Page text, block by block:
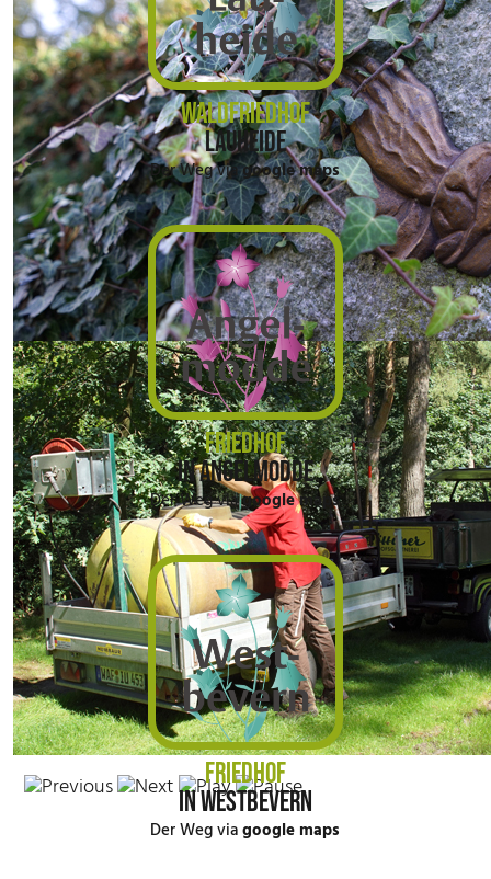
WALDFRIEDHOF
LAUHEIDE
Der Weg viagoogle maps
FRIEDHOF
IN ANGELMODDE
Der Weg viagoogle maps
FRIEDHOF
IN WESTBEVERN
Der Weg viagoogle maps